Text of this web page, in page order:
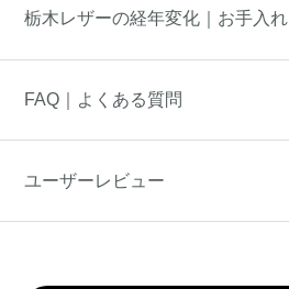
栃木レザーの経年変化｜お手入れ
FAQ｜よくある質問
ユーザーレビュー